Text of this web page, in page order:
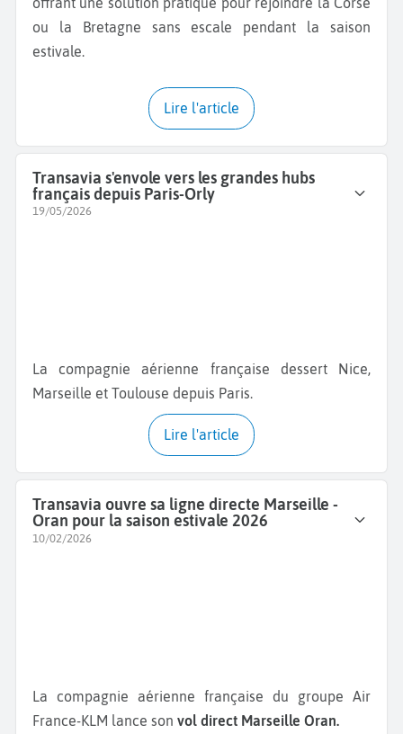
ou la Bretagne sans escale pendant la saison
estivale.
Lire l'article
Transavia s'envole vers les grandes hubs
français depuis Paris-Orly
19/05/2026
La compagnie aérienne française dessert Nice,
Marseille et Toulouse depuis Paris.
Lire l'article
Transavia ouvre sa ligne directe Marseille -
Oran pour la saison estivale 2026
10/02/2026
La compagnie aérienne française du groupe Air
France-KLM lance son vol direct Marseille Oran.